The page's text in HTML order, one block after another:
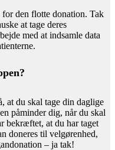
den flotte donation. Tak
at tage deres
med at indsamle data
at du skal tage din daglige
påminder dig, når du skal
bekræftet, at du har taget
doneres til velgørenhed,
– ja tak!